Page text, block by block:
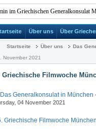
Griechischen Generalkonsulat
Über uns Über
Startseite Über uns Das
November 2021
Griechische Filmwoche
Das Generalkonsulat in München
04 November 2021
Griechische Filmwoche